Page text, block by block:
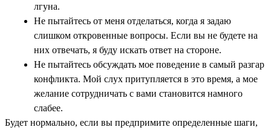
лгуна.
Не пытайтесь от меня отделаться, когда я задаю
слишком откровенные вопросы. Если вы не будете на
них отвечать, я буду искать ответ на стороне.
Не пытайтесь обсуждать мое поведение в самый разгар
конфликта. Мой слух притупляется в это время, а мое
желание сотрудничать с вами становится намного
слабее.
Будет нормально, если вы предпримите определенные шаги,